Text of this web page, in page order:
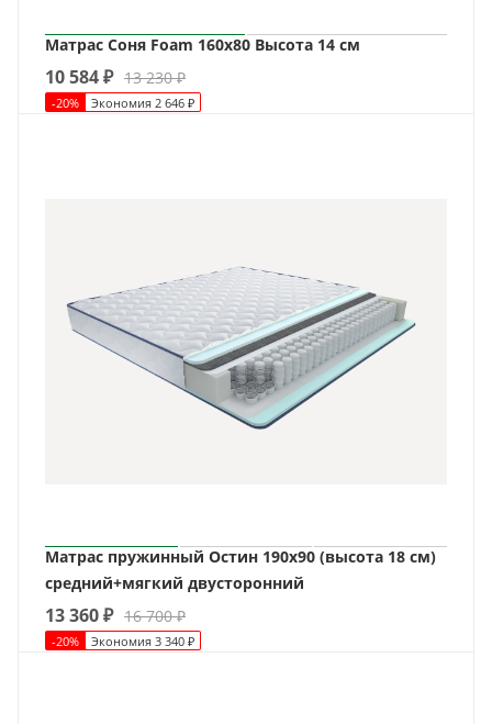
Матрас Соня Foam 160х80 Высота 14 см
10 584₽ 13 230₽
-20% Экономия 2 646 ₽
Матрас пружинный Остин 190х90 (высота 18 см)
средний+мягкий двусторонний
13 360₽ 16 700₽
-20% Экономия 3 340 ₽